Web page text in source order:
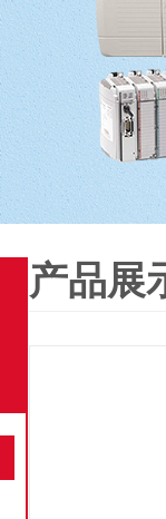
产品展